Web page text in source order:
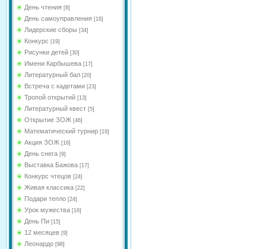
День чтения [8]
День самоуправления [16]
Лидерские сборы [34]
Конкурс [19]
Рисунки детей [30]
Имени Карбышева [17]
Литературный бал [20]
Встреча с кадетами [23]
Тропой открытий [13]
Литературный квест [5]
Открытие ЗОЖ [46]
Математический турнир [19]
Акция ЗОЖ [16]
День снега [9]
Выставка Бажова [17]
Конкурс чтецов [24]
Живая классика [22]
Подари тепло [24]
Урок мужества [16]
День Пи [15]
12 месяцев [9]
Леонардо [98]